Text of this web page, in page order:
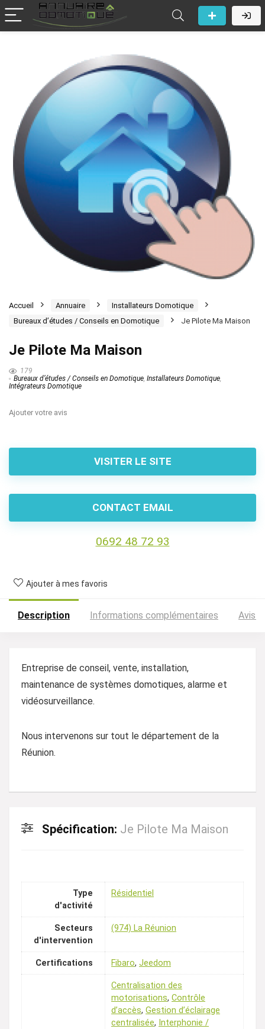
Accueil Annuaire
Installateurs Domotique
Bureaux d’études / Conseils en Domotique
Je Pilote Ma Maison
Je Pilote Ma Maison
179
Bureaux d’études / Conseils en Domotique, Installateurs Domotique,
Intégrateurs Domotique
Ajouter votre avis
VISITER LE SITE
CONTACT EMAIL
0692 48 72 93
Ajouter à mes favoris
Description Informations complémentaires Avis
Entreprise de conseil, vente, installation,
maintenance de systèmes domotiques, alarme et
vidéosurveillance.
Nous intervenons sur tout le département de la
Réunion.
Spécification: Je Pilote Ma Maison
Type
d'activité
Résidentiel
Secteurs
d'intervention
(974) La Réunion
Certifications Fibaro, Jeedom
Centralisation des
motorisations, Contrôle
d’accès, Gestion d’éclairage
centralisée, Interphonie /